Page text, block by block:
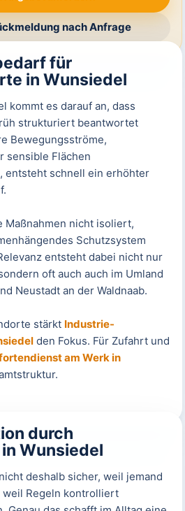
nach Anfrage
für
in Wunsiedel
kommt es darauf an, dass
strukturiert beantwortet
Bewegungsströme,
sensible Flächen
entsteht schnell ein erhöhter
Maßnahmen nicht isoliert,
Schutzsystem
entsteht dabei nicht nur
oft auch auch im Umland
Neustadt an der Waldnaab.
stärkt Industrie-
den Fokus. Für Zufahrt und
am Werk in
durch
Wunsiedel
deshalb sicher, weil jemand
Regeln kontrolliert